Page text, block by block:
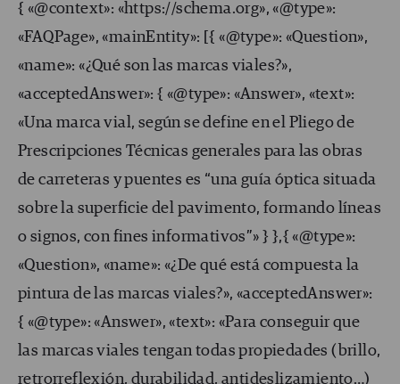
{ «@context»: «https://schema.org», «@type»:
«FAQPage», «mainEntity»: [{ «@type»: «Question»,
«name»: «¿Qué son las marcas viales?»,
«acceptedAnswer»: { «@type»: «Answer», «text»:
«Una marca vial, según se define en el Pliego de
Prescripciones Técnicas generales para las obras
de carreteras y puentes es “una guía óptica situada
sobre la superficie del pavimento, formando líneas
o signos, con fines informativos”» } },{ «@type»:
«Question», «name»: «¿De qué está compuesta la
pintura de las marcas viales?», «acceptedAnswer»:
{ «@type»: «Answer», «text»: «Para conseguir que
las marcas viales tengan todas propiedades (brillo,
retrorreflexión, durabilidad, antideslizamiento…)